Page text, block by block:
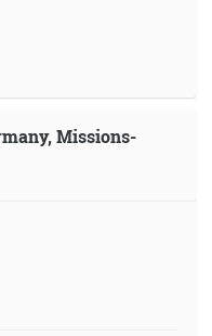
Missions-